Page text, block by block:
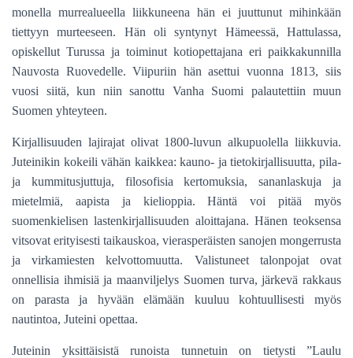
monella murrealueella liikkuneena hän ei juuttunut mihinkään
tiettyyn murteeseen. Hän oli syntynyt Hämeessä, Hattulassa,
opiskellut Turussa ja toiminut kotiopettajana eri paikkakunnilla
Nauvosta Ruovedelle. Viipuriin hän asettui vuonna 1813, siis
vuosi siitä, kun niin sanottu Vanha Suomi palautettiin muun
Suomen yhteyteen.
Kirjallisuuden lajirajat olivat 1800-luvun alkupuolella liikkuvia.
Juteinikin kokeili vähän kaikkea: kauno- ja tietokirjallisuutta, pila-
ja kummitusjuttuja, filosofisia kertomuksia, sananlaskuja ja
mietelmiä, aapista ja kielioppia. Häntä voi pitää myös
suomenkielisen lastenkirjallisuuden aloittajana. Hänen teoksensa
vitsovat erityisesti taikauskoa, vierasperäisten sanojen mongerrusta
ja virkamiesten kelvottomuutta. Valistuneet talonpojat ovat
onnellisia ihmisiä ja maanviljelys Suomen turva, järkevä rakkaus
on parasta ja hyvään elämään kuuluu kohtuullisesti myös
nautintoa, Juteini opettaa.
Juteinin yksittäisistä runoista tunnetuin on tietysti ”Laulu